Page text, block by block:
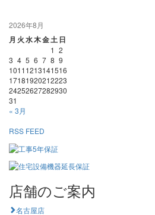
2026年8月
月 火水木金土 日
1 2
3 4 5 6 7 8 9
10111213141516
17181920212223
24252627282930
31
« 3月
RSS FEED
店舗のご案内
名古屋店